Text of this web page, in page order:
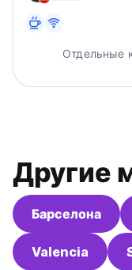
Отдельные
Другие
Барселона
Valencia